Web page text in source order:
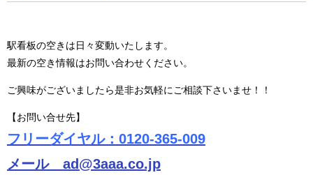
駅看板の空きは日々変動いたします。
最新の空き情報はお問い合わせください。
ご興味がございましたら是非お気軽にご相談下さいませ！！
【お問い合せ先】
フリーダイヤル：0120-365-009
メール ad@3aaa.co.jp